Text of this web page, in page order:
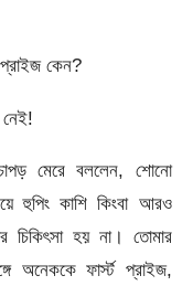
কেন?
মেরে বললেন, শোনো
হুপিং কাশি কিংবা আরও
হয় না। তোমার
অনেককে ফার্স্ট প্রাইজ,